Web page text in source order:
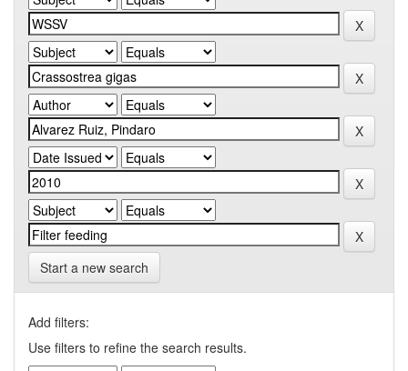
Start a new search
Add filters:
Use filters to refine the search results.